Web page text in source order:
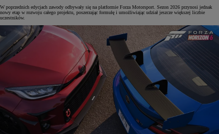
W poprzednich edycjach zawody odbywały się na platformie Forza Motorsport. Sezon 2026 przynosi jednak
nowy etap w rozwoju całego projektu, poszerzając formułę i umożliwiając udział jeszcze większej liczbie
uczestników.